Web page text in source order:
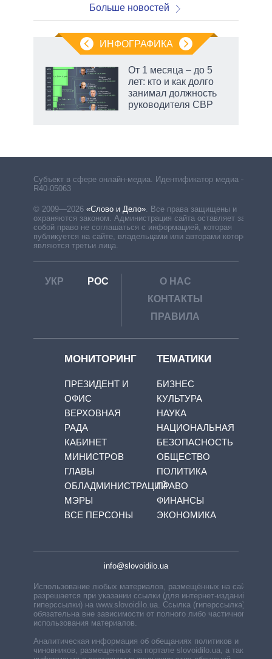
Больше новостей
ИНФОГРАФИКА
От 1 месяца – до 5
лет: кто и как долго
занимал должность
руководителя СВР
Субъект в сфере онлайн-медиа. Идентификатор медиа –
R40-05063
© 2009—2026 «Слово и Дело»
Все права защищены и
охраняются законом. Администрация сайта оставляет за
собой право не соглашаться с информацией, которая
публикуется на сайте, владельцами или авторами которой
являются третьи лица.
УКР РОС
О НАС
КОНТАКТЫ
ПРАВИЛА
МОНИТОРИНГ
ПРЕЗИДЕНТ И
ОФИС
ВЕРХОВНАЯ
РАДА
КАБИНЕТ
МИНИСТРОВ
ГЛАВЫ
ОБЛАДМИНИСТРАЦИЙ
МЭРЫ
ВСЕ ПЕРСОНЫ
ТЕМАТИКИ
БИЗНЕС
КУЛЬТУРА
НАУКА
НАЦИОНАЛЬНАЯ
БЕЗОПАСНОСТЬ
ОБЩЕСТВО
ПОЛИТИКА
ПРАВО
ФИНАНСЫ
ЭКОНОМИКА
info@slovoidilo.ua
Использование любых материалов, размещённых на сайте,
разрешается при указании ссылки (для интернет-изданий —
гиперссылки) на www.slovoidilo.ua. Ссылка (гиперссылка)
обязательна вне зависимости от полного либо частичного
использования материалов.
Аналитическая информация об обещаниях политиков и
чиновников, размещенных на портале slovoidilo.ua, а также